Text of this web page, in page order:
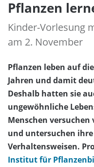
Pflanzen
Kinder-Vorlesung
am 2. November
Pflanzen leben auf
Jahren und damit
Deshalb hatten sie
ungewöhnliche
Menschen versuchen
und untersuchen
Verhaltensweisen.
Institut für